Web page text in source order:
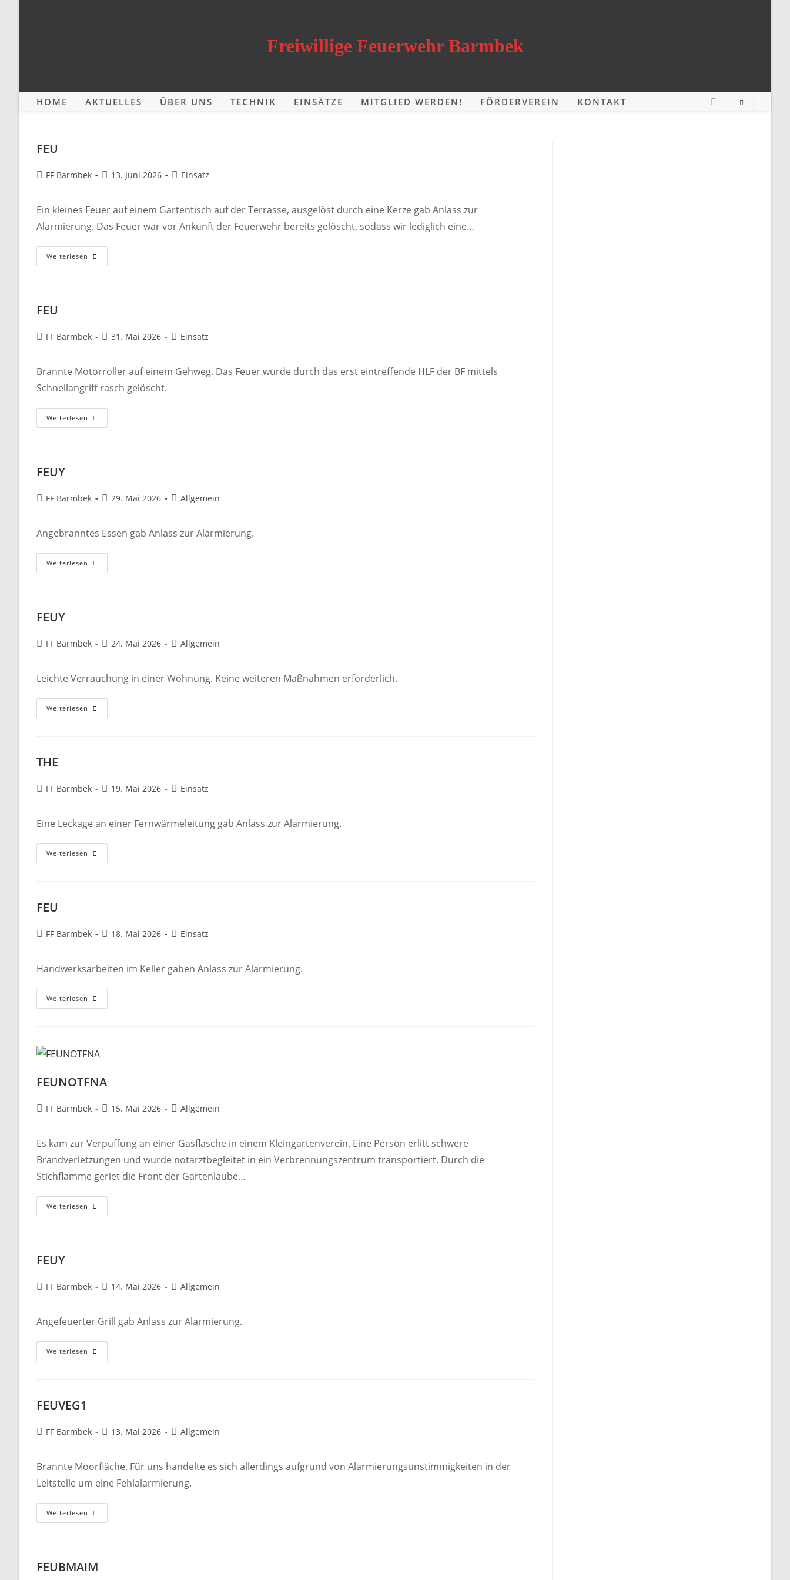
Freiwillige Feuerwehr Barmbek
HOME AKTUELLES ÜBER UNS TECHNIK EINSÄTZE MITGLIED WERDEN! FÖRDERVEREIN KONTAKT
FEU
Beitrags-
FF Barmbek
Beitrag
13. Juni 2026
Beitrags-
Einsatz
Ein kleines Feuer auf einem Gartentisch auf der Terrasse, ausgelöst durch eine Kerze gab Anlass zur
Alarmierung. Das Feuer war vor Ankunft der Feuerwehr bereits gelöscht, sodass wir lediglich eine…
Weiterlesen
FEU
Beitrags-
FF Barmbek
Beitrag
31. Mai 2026
Beitrags-
Einsatz
Brannte Motorroller auf einem Gehweg. Das Feuer wurde durch das erst eintreffende HLF der BF mittels
Schnellangriff rasch gelöscht.
Weiterlesen
FEUY
Beitrags-
FF Barmbek
Beitrag
29. Mai 2026
Beitrags-
Allgemein
Angebranntes Essen gab Anlass zur Alarmierung.
Weiterlesen
FEUY
Beitrags-
FF Barmbek
Beitrag
24. Mai 2026
Beitrags-
Allgemein
Leichte Verrauchung in einer Wohnung. Keine weiteren Maßnahmen erforderlich.
Weiterlesen
THE
Beitrags-
FF Barmbek
Beitrag
19. Mai 2026
Beitrags-
Einsatz
Eine Leckage an einer Fernwärmeleitung gab Anlass zur Alarmierung.
Weiterlesen
FEU
Beitrags-
FF Barmbek
Beitrag
18. Mai 2026
Beitrags-
Einsatz
Handwerksarbeiten im Keller gaben Anlass zur Alarmierung.
Weiterlesen
FEUNOTFNA
Beitrags-
FF Barmbek
Beitrag
15. Mai 2026
Beitrags-
Allgemein
Es kam zur Verpuffung an einer Gasflasche in einem Kleingartenverein. Eine Person erlitt schwere
Brandverletzungen und wurde notarztbegleitet in ein Verbrennungszentrum transportiert. Durch die
Stichflamme geriet die Front der Gartenlaube…
Weiterlesen
FEUY
Beitrags-
FF Barmbek
Beitrag
14. Mai 2026
Beitrags-
Allgemein
Angefeuerter Grill gab Anlass zur Alarmierung.
Weiterlesen
FEUVEG1
Beitrags-
FF Barmbek
Beitrag
13. Mai 2026
Beitrags-
Allgemein
Brannte Moorfläche. Für uns handelte es sich allerdings aufgrund von Alarmierungsunstimmigkeiten in der
Leitstelle um eine Fehlalarmierung.
Weiterlesen
FEUBMAIM